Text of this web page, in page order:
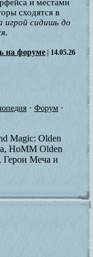
и местами
сходятся в
игрой сидишь до
.
на форуме | 14.05.26
· Форум ·
Magic: Olden
HoMM Olden
Герои Меча и